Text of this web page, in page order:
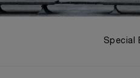
Special